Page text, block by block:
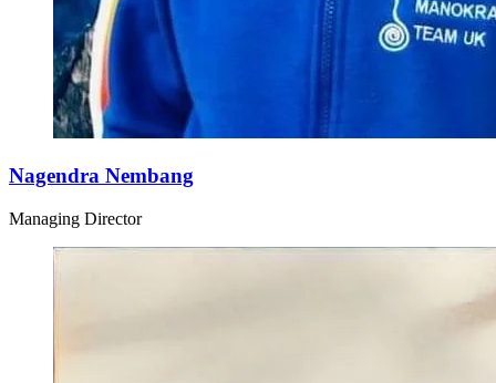
Nagendra Nembang
Managing Director